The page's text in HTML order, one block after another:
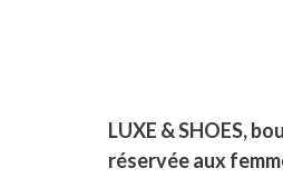
LUXE & SHOES,
réservée aux